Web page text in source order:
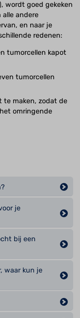
wordt goed gekeken
alle andere
en naar je
redenen:
tumorcellen kapot
tumorcellen
te maken, zodat de
omringende
je
bij een
waar kun je